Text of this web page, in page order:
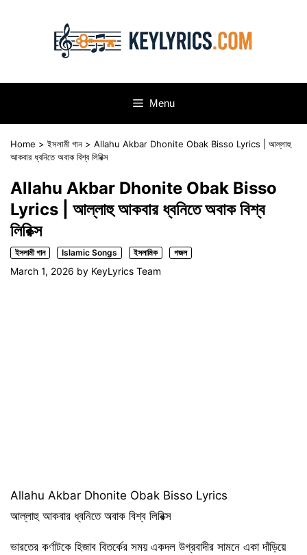
Menu
Home >ইসলামী গান > Allahu Akbar Dhonite Obak Bisso Lyrics | আল্লাহু
আকবার ধ্বনিতে অবাক বিশ্ব লিরিক্স
Allahu Akbar Dhonite Obak Bisso
Lyrics | আল্লাহু আকবার ধ্বনিতে অবাক বিশ্ব
লিরিক্স
ইসলামী গান Islamic Songs ইসলামিক গজল
March 1, 2026 by KeyLyrics Team
Allahu Akbar Dhonite Obak Bisso Lyrics
আল্লাহু আকবার ধ্বনিতে অবাক বিশ্ব লিরিক্স
ভারতের কর্ণাটকে হিজাব বিতর্কের সময় একদল উগ্রবাদীর সামনে একা দাঁড়িয়ে